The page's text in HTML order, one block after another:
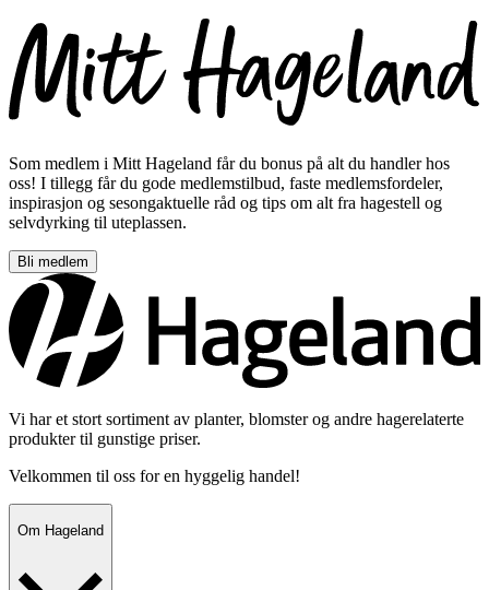
Som medlem i Mitt Hageland får du bonus på alt du handler hos
oss! I tillegg får du gode medlemstilbud, faste medlemsfordeler,
inspirasjon og sesongaktuelle råd og tips om alt fra hagestell og
selvdyrking til uteplassen.
Bli medlem
Vi har et stort sortiment av planter, blomster og andre hagerelaterte
produkter til gunstige priser.
Velkommen til oss for en hyggelig handel!
Om Hageland